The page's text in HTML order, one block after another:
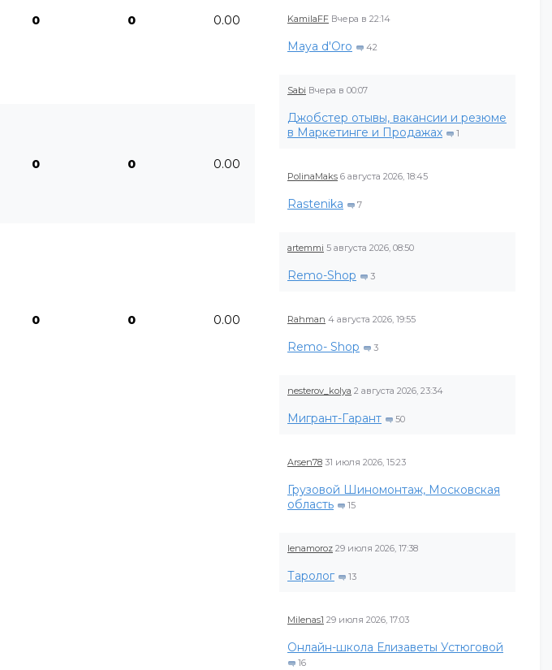
KamilaFF Вчера в 22:14
Maya d'Oro 42
Sabi Вчера в 00:07
Джобстер отывы, вакансии и резюме
в Маркетинге и Продажах
1
PolinaMaks 6 августа 2026, 18:45
Rastenika 7
artemmi 5 августа 2026, 08:50
Remo-Shop 3
Rahman 4 августа 2026, 19:55
Remo- Shop 3
nesterov_kolya 2 августа 2026, 23:34
Мигрант-Гарант 50
Arsen78 31 июля 2026, 15:23
Грузовой Шиномонтаж, Московская
область
15
lenamoroz 29 июля 2026, 17:38
Таролог 13
Milenas1 29 июля 2026, 17:03
Онлайн-школа Елизаветы Устюговой
16
0 0 0.00
0 0 0.00
0 0 0.00